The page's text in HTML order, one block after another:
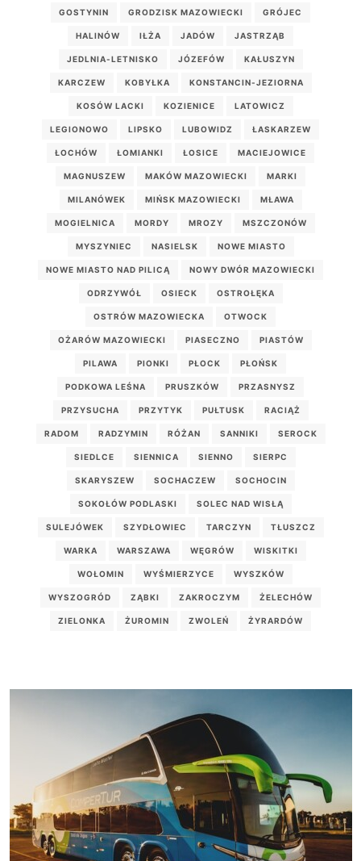
GOSTYNIN GRODZISK MAZOWIECKI GRÓJEC
HALINÓW IŁŻA JADÓW JASTRZĄB
JEDLNIA-LETNISKO JÓZEFÓW KAŁUSZYN
KARCZEW KOBYŁKA KONSTANCIN-JEZIORNA
KOSÓW LACKI KOZIENICE LATOWICZ
LEGIONOWO LIPSKO LUBOWIDZ ŁASKARZEW
ŁOCHÓW ŁOMIANKI ŁOSICE MACIEJOWICE
MAGNUSZEW MAKÓW MAZOWIECKI MARKI
MILANÓWEK MIŃSK MAZOWIECKI MŁAWA
MOGIELNICA MORDY MROZY MSZCZONÓW
MYSZYNIEC NASIELSK NOWE MIASTO
NOWE MIASTO NAD PILICĄ NOWY DWÓR MAZOWIECKI
ODRZYWÓŁ OSIECK OSTROŁĘKA
OSTRÓW MAZOWIECKA OTWOCK
OŻARÓW MAZOWIECKI PIASECZNO PIASTÓW
PILAWA PIONKI PŁOCK PŁOŃSK
PODKOWA LEŚNA PRUSZKÓW PRZASNYSZ
PRZYSUCHA PRZYTYK PUŁTUSK RACIĄŻ
RADOM RADZYMIN RÓŻAN SANNIKI SEROCK
SIEDLCE SIENNICA SIENNO SIERPC
SKARYSZEW SOCHACZEW SOCHOCIN
SOKOŁÓW PODLASKI SOLEC NAD WISŁĄ
SULEJÓWEK SZYDŁOWIEC TARCZYN TŁUSZCZ
WARKA WARSZAWA WĘGRÓW WISKITKI
WOŁOMIN WYŚMIERZYCE WYSZKÓW
WYSZOGRÓD ZĄBKI ZAKROCZYM ŻELECHÓW
ZIELONKA ŻUROMIN ZWOLEŃ ŻYRARDÓW